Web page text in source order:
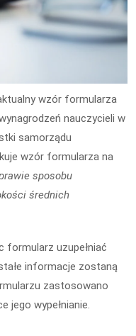
wzór formularza
nauczycieli w
samorządu
wzór formularza na
sposobu
średnich
formularz uzupełniać
informacje zostaną
zastosowano
jego wypełnianie.